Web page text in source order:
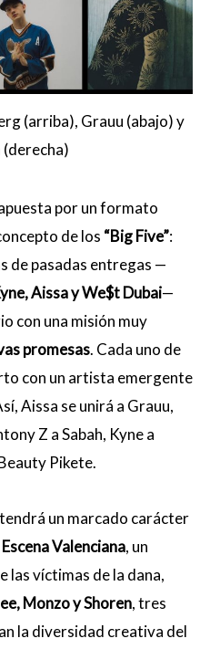
(arriba), Grauu (abajo) y
(derecha)
por un formato
de los “Big Five”:
de pasadas entregas —
Aissa y We$t Dubai—
con una misión muy
promesas. Cada uno de
con un artista emergente
Aissa se unirá a Grauu,
Z a Sabah, Kyne a
Pikete.
un marcado carácter
Valenciana, un
las víctimas de la dana,
Monzo y Shoren, tres
la diversidad creativa del